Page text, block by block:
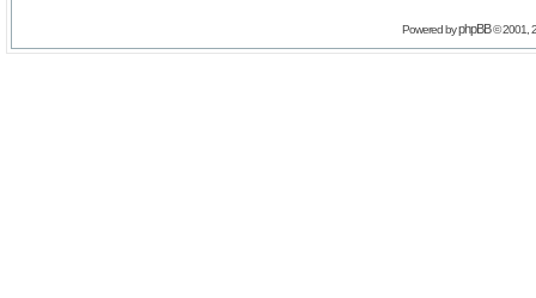
Powered byphpBB© 2001,